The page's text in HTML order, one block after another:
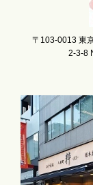
〒103-0013 東
2-3-8